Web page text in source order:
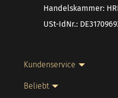
Handelskammer:
USt-IdNr.:
Kundenservice
Beliebt